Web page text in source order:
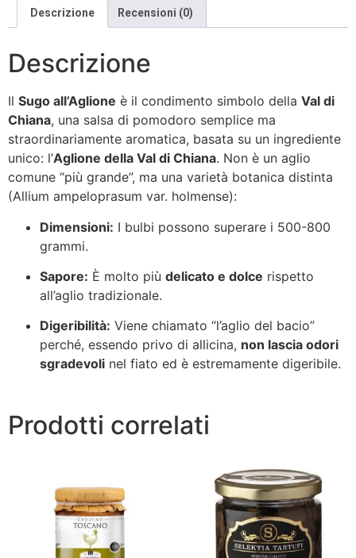
Descrizione Recensioni (0)
Descrizione
Il Sugo all’Aglione è il condimento simbolo della Val di
Chiana, una salsa di pomodoro semplice ma
straordinariamente aromatica, basata su un ingrediente
unico: l’Aglione della Val di Chiana. Non è un aglio
comune “più grande”, ma una varietà botanica distinta
(Allium ampeloprasum var. holmense):
Dimensioni: I bulbi possono superare i 500-800
grammi.
Sapore: È molto più delicato e dolce rispetto
all’aglio tradizionale.
Digeribilità: Viene chiamato “l’aglio del bacio”
perché, essendo privo di allicina, non lascia odori
sgradevoli nel fiato ed è estremamente digeribile.
Prodotti correlati